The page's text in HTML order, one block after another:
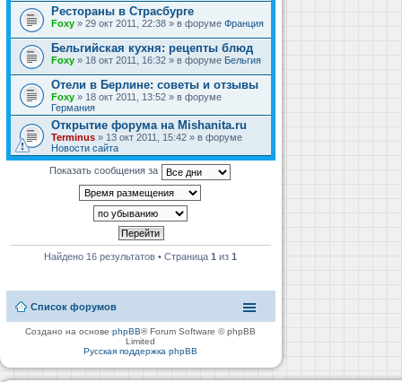
Рестораны в Страсбурге
Foxy » 29 окт 2011, 22:38 » в форуме Франция
Бельгийская кухня: рецепты блюд
Foxy » 18 окт 2011, 16:32 » в форуме Бельгия
Отели в Берлине: советы и отзывы
Foxy » 18 окт 2011, 13:52 » в форуме
Германия
Открытие форума на Mishanita.ru
Terminus » 13 окт 2011, 15:42 » в форуме
Новости сайта
Показать сообщения за
Найдено 16 результатов • Страница1 из1
Список форумов
Создано на основеphpBB® Forum Software © phpBB
Limited
Русская поддержка phpBB